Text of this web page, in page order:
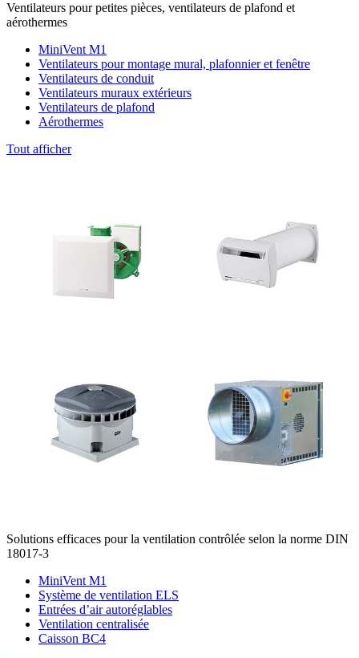
Ventilateurs pour petites pièces, ventilateurs de plafond et
aérothermes
MiniVent M1
Ventilateurs pour montage mural, plafonnier et fenêtre
Ventilateurs de conduit
Ventilateurs muraux extérieurs
Ventilateurs de plafond
Aérothermes
Tout afficher
Solutions efficaces pour la ventilation contrôlée selon la norme DIN
18017-3
MiniVent M1
Système de ventilation ELS
Entrées d’air autoréglables
Ventilation centralisée
Caisson BC4